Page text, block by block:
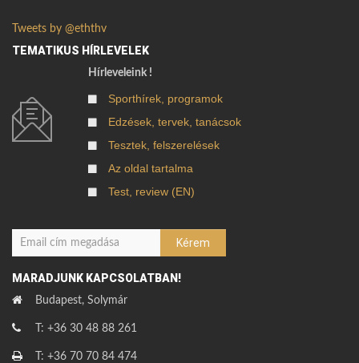
Tweets by @eththv
TEMATIKUS HÍRLEVELEK
Hírleveleink !
Sporthírek, programok
Edzések, tervek, tanácsok
Tesztek, felszerelések
Az oldal tartalma
Test, review (EN)
MARADJUNK KAPCSOLATBAN!
Budapest, Solymár
T: +36 30 48 88 261
T: +36 70 70 84 474